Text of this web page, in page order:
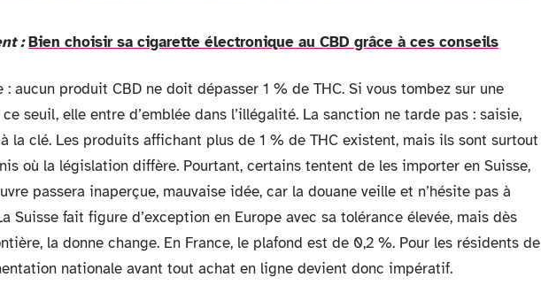
: Bien choisir sa cigarette électronique au CBD grâce à ces conseils
aucun produit CBD ne doit dépasser 1 % de THC. Si vous tombez sur une
seuil, elle entre d’emblée dans l’illégalité. La sanction ne tarde pas : saisie,
la clé. Les produits affichant plus de 1 % de THC existent, mais ils sont surtout
où la législation diffère. Pourtant, certains tentent de les importer en Suisse,
passera inaperçue, mauvaise idée, car la douane veille et n’hésite pas à
Suisse fait figure d’exception en Europe avec sa tolérance élevée, mais dès
la donne change. En France, le plafond est de 0,2 %. Pour les résidents de
nationale avant tout achat en ligne devient donc impératif.